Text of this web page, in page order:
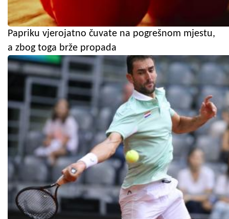
Papriku vjerojatno čuvate na pogrešnom mjestu,
a zbog toga brže propada